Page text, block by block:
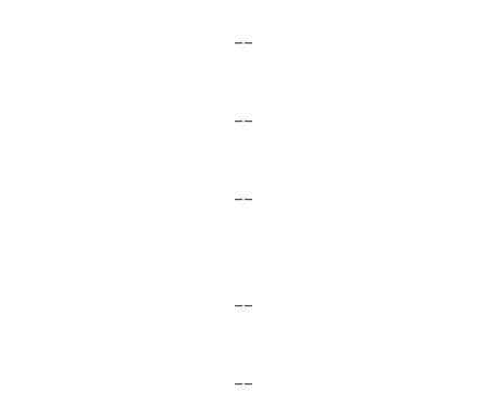
__
__
__
__
__